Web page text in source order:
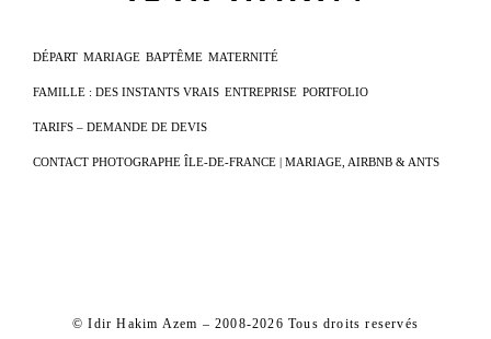
DÉPART MARIAGE BAPTÊME MATERNITÉ
FAMILLE : DES INSTANTS VRAIS ENTREPRISE PORTFOLIO
TARIFS – DEMANDE DE DEVIS
CONTACT PHOTOGRAPHE ÎLE-DE-FRANCE | MARIAGE, AIRBNB & ANTS
© Idir Hakim Azem – 2008-2026 Tous droits reservés